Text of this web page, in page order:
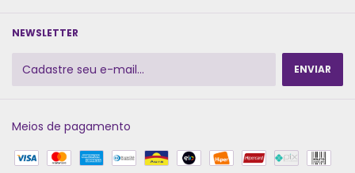
NEWSLETTER
Meios de pagamento